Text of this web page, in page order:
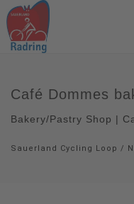
Café Dommes
Bakery/Pastry Shop |
Sauerland Cycling Loop /